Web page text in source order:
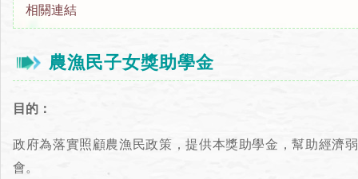
相關連結
農漁民子女獎助學金
目的：
政府為落實照顧農漁民政策，提供本獎助學金，幫助經濟
會。